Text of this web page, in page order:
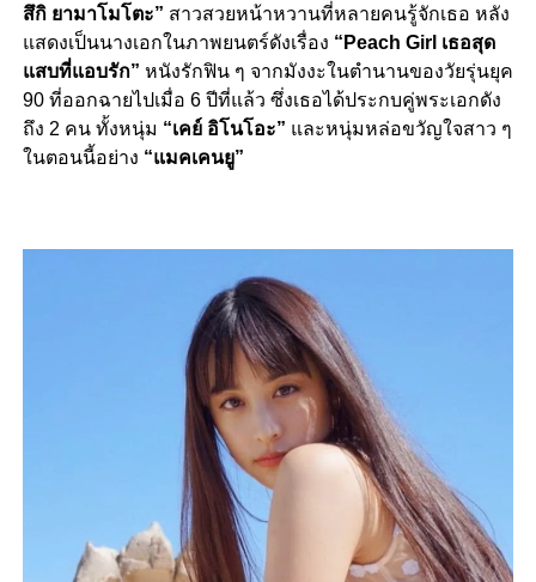
สึกิ ยามาโมโตะ” สาวสวยหน้าหวานที่หลายคนรู้จักเธอ หลัง
แสดงเป็นนางเอกในภาพยนตร์ดังเรื่อง “Peach Girl เธอสุด
แสบที่แอบรัก” หนังรักฟิน ๆ จากมังงะในตำนานของวัยรุ่นยุค
90 ที่ออกฉายไปเมื่อ 6 ปีที่แล้ว ซึ่งเธอได้ประกบคู่พระเอกดัง
ถึง 2 คน ทั้งหนุ่ม “เคย์ อิโนโอะ” และหนุ่มหล่อขวัญใจสาว ๆ
ในตอนนี้อย่าง “แมคเคนยู”